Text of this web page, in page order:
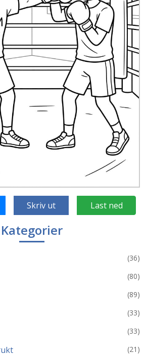
Skriv ut Last ned
Kategorier
(36)
(80)
(89)
(33)
(33)
(21)